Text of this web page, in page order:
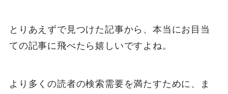
とりあえずで見つけた記事から、本当にお目当
ての記事に飛べたら嬉しいですよね。
より多くの読者の検索需要を満たすために、ま